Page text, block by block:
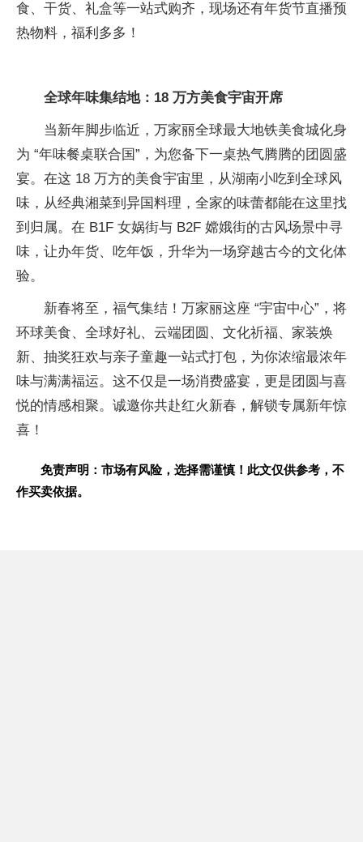
食、干货、礼盒等一站式购齐，现场还有年货节直播预
热物料，福利多多！
全球年味集结地： 18 万方美食宇宙开席
当新年脚步临近，万家丽全球最大地铁美食城化身
为 “年味餐桌联合国”，为您备下一桌热气腾腾的团圆盛
宴。在这 18 万方的美食宇宙里，从湖南小吃到全球风
味，从经典湘菜到异国料理，全家的味蕾都能在这里找
到归属。在 B1F 女娲街与 B2F 嫦娥街的古风场景中寻
味，让办年货、吃年饭，升华为一场穿越古今的文化体
验。
新春将至，福气集结！万家丽这座 “宇宙中心”，将
环球美食、全球好礼、云端团圆、文化祈福、家装焕
新、抽奖狂欢与亲子童趣一站式打包，为你浓缩最浓年
味与满满福运。这不仅是一场消费盛宴，更是团圆与喜
悦的情感相聚。诚邀你共赴红火新春，解锁专属新年惊
喜！
免责声明：市场有风险，选择需谨慎！此文仅供参考，不
作买卖依据。